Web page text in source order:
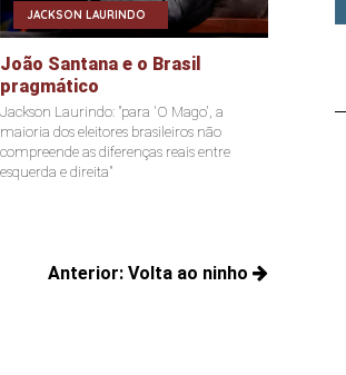
JACKSON LAURINDO
João Santana e o Brasil
pragmático
Jackson Laurindo: "para 'O Mago', a
maioria dos eleitores brasileiros não
compreende as diferenças reais entre
esquerda e direita"
Anterior: Volta ao ninho